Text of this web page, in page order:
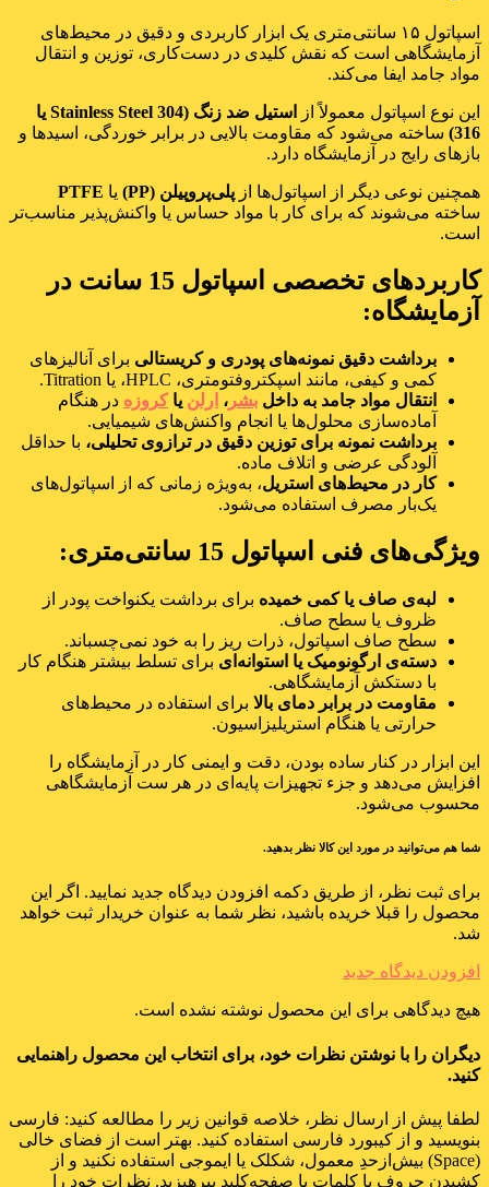
اسپاتول ۱۵ سانتی‌متری یک ابزار کاربردی و دقیق در محیط‌های
آزمایشگاهی است که نقش کلیدی در دست‌کاری، توزین و انتقال
مواد جامد ایفا می‌کند.
این نوع اسپاتول معمولاً از
استیل ضد زنگ (Stainless Steel 304 یا
316) ساخته می‌شود که مقاومت بالایی در برابر خوردگی، اسیدها و
بازهای رایج در آزمایشگاه دارد.
همچنین نوعی دیگر از اسپاتول‌ها از پلی‌پروپیلن (PP) یا PTFE
ساخته می‌شوند که برای کار با مواد حساس یا واکنش‌پذیر مناسب‌تر
است.
کاربردهای تخصصی اسپاتول 15 سانت در
آزمایشگاه:
برداشت دقیق نمونه‌های پودری و کریستالی برای آنالیزهای
کمی و کیفی، مانند اسپکتروفتومتری، HPLC، یا Titration.
انتقال مواد جامد به داخل بشر ، ارلن یاکروزه در هنگام
آماده‌سازی محلول‌ها یا انجام واکنش‌های شیمیایی.
برداشت نمونه برای توزین دقیق در ترازوی تحلیلی، با حداقل
آلودگی عرضی و اتلاف ماده.
کار در محیط‌های استریل، به‌ویژه زمانی که از اسپاتول‌های
یک‌بار مصرف استفاده می‌شود.
ویژگی‌های فنی اسپاتول 15 سانتی‌متری:
لبه‌ی صاف یا کمی خمیده برای برداشت یکنواخت پودر از
ظروف یا سطح صاف.
سطح صاف اسپاتول، ذرات ریز را به خود نمی‌چسباند.
دسته‌ی ارگونومیک یا استوانه‌ای برای تسلط بیشتر هنگام کار
با دستکش آزمایشگاهی.
مقاومت در برابر دمای بالا برای استفاده در محیط‌های
حرارتی یا هنگام استریلیزاسیون.
این ابزار در کنار ساده‌ بودن، دقت و ایمنی کار در آزمایشگاه را
افزایش می‌دهد و جزء تجهیزات پایه‌ای در هر ست آزمایشگاهی
محسوب می‌شود.
شما هم می‌توانید در مورد این کالا نظر بدهید.
برای ثبت نظر، از طریق دکمه افزودن دیدگاه جدید نمایید. اگر این
محصول را قبلا خریده باشید، نظر شما به عنوان خریدار ثبت خواهد
شد.
افزودن دیدگاه جدید
هیچ دیدگاهی برای این محصول نوشته نشده است.
دیگران را با نوشتن نظرات خود، برای انتخاب این محصول راهنمایی
کنید.
لطفا پیش از ارسال نظر، خلاصه قوانین زیر را مطالعه کنید: فارسی
بنویسید و از کیبورد فارسی استفاده کنید. بهتر است از فضای خالی
(Space) بیش‌از‌حدِ معمول، شکلک یا ایموجی استفاده نکنید و از
کشیدن حروف یا کلمات با صفحه‌کلید بپرهیزید. نظرات خود را